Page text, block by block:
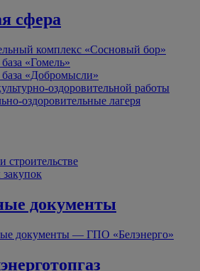
сфера
комплекс «Сосновый бор»
«Гомель»
база «Добромысли»
оздоровительной работы
оздоровительные лагеря
строительстве
документы
документы — ГПО «Белэнерго»